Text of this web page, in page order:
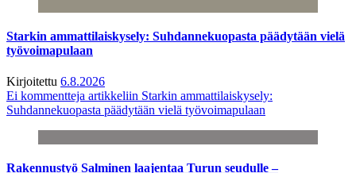
Starkin ammattilaiskysely: Suhdannekuopasta päädytään vielä
työvoimapulaan
Kirjoitettu 6.8.2026
Ei kommentteja artikkeliin Starkin ammattilaiskysely:
Suhdannekuopasta päädytään vielä työvoimapulaan
Rakennustyö Salminen laajentaa Turun seudulle –